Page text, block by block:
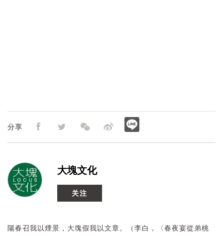
分享
大塊文化
关注
陽春召我以煙景，大塊假我以文章。（李白，〈春夜宴從弟桃
【2025 SR】《进烤箱的好日子》暨《不吠》《小碎肉